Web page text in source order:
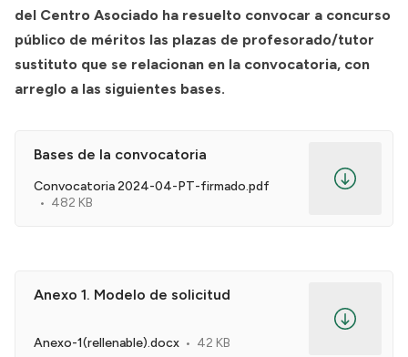
del Centro Asociado ha resuelto convocar a concurso
público de méritos las plazas de profesorado/tutor
sustituto que se relacionan en la convocatoria, con
arreglo a las siguientes bases.
Bases de la convocatoria
Convocatoria 2024-04-PT-firmado.pdf
482 KB
Anexo 1. Modelo de solicitud
Anexo-1(rellenable).docx 42 KB